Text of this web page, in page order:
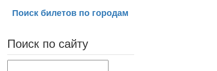
Поиск билетов по городам
Поиск по сайту